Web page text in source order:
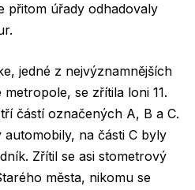
přitom úřady odhadovaly
jedné z nejvýznamnějších
se zřítila loni 11.
částí označených A, B a C.
automobily, na části C byly
Zřítil se asi stometrový
města, nikomu se